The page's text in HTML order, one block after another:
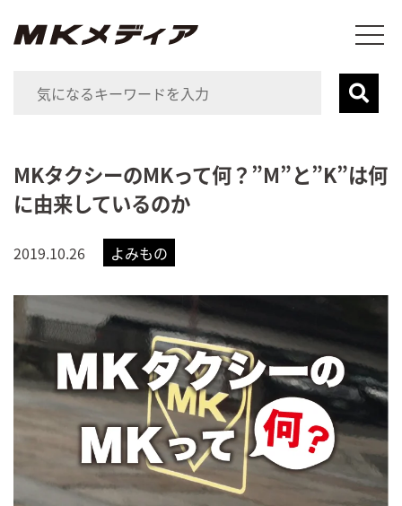
MKタクシーのMKって何？”M”と”K”は何
に由来しているのか
2019.10.26 よみもの